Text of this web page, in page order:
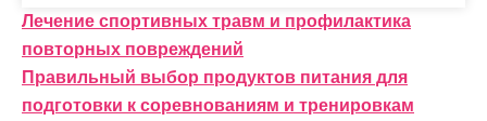
Н
а
в
Лечение спортивных травм и профилактика
повторных повреждений
Правильный выбор продуктов питания для
подготовки к соревнованиям и тренировкам